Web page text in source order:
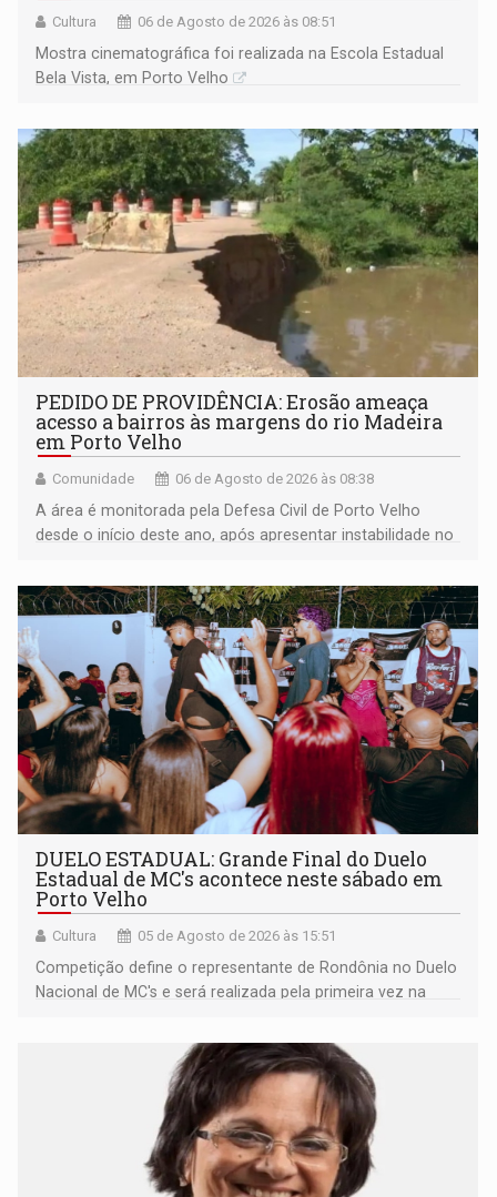
Cultura 06 de Agosto de 2026 às 08:51
Mostra cinematográfica foi realizada na Escola Estadual
Bela Vista, em Porto Velho
PEDIDO DE PROVIDÊNCIA: Erosão ameaça
acesso a bairros às margens do rio Madeira
em Porto Velho
Comunidade 06 de Agosto de 2026 às 08:38
A área é monitorada pela Defesa Civil de Porto Velho
desde o início deste ano, após apresentar instabilidade no
DUELO ESTADUAL: Grande Final do Duelo
Estadual de MC's acontece neste sábado em
Porto Velho
Cultura 05 de Agosto de 2026 às 15:51
Competição define o representante de Rondônia no Duelo
Nacional de MC's e será realizada pela primeira vez na